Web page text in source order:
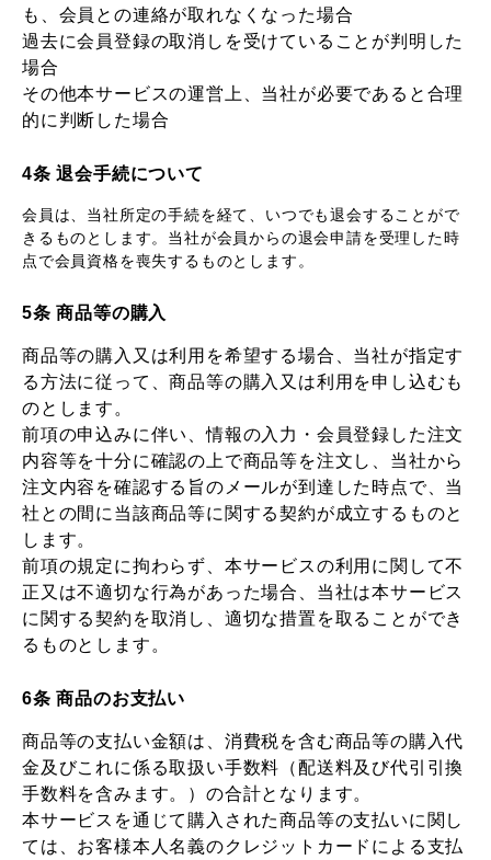
も、会員との連絡が取れなくなった場合
過去に会員登録の取消しを受けていることが判明した
場合
その他本サービスの運営上、当社が必要であると合理
的に判断した場合
4条 退会手続について
会員は、当社所定の手続を経て、いつでも退会することがで
きるものとします。当社が会員からの退会申請を受理した時
点で会員資格を喪失するものとします。
5条 商品等の購入
商品等の購入又は利用を希望する場合、当社が指定す
る方法に従って、商品等の購入又は利用を申し込むも
のとします。
前項の申込みに伴い、情報の入力・会員登録した注文
内容等を十分に確認の上で商品等を注文し、当社から
注文内容を確認する旨のメールが到達した時点で、当
社との間に当該商品等に関する契約が成立するものと
します。
前項の規定に拘わらず、本サービスの利用に関して不
正又は不適切な行為があった場合、当社は本サービス
に関する契約を取消し、適切な措置を取ることができ
るものとします。
6条 商品のお支払い
商品等の支払い金額は、消費税を含む商品等の購入代
金及びこれに係る取扱い手数料（配送料及び代引引換
手数料を含みます。）の合計となります。
本サービスを通じて購入された商品等の支払いに関し
ては、お客様本人名義のクレジットカードによる支払